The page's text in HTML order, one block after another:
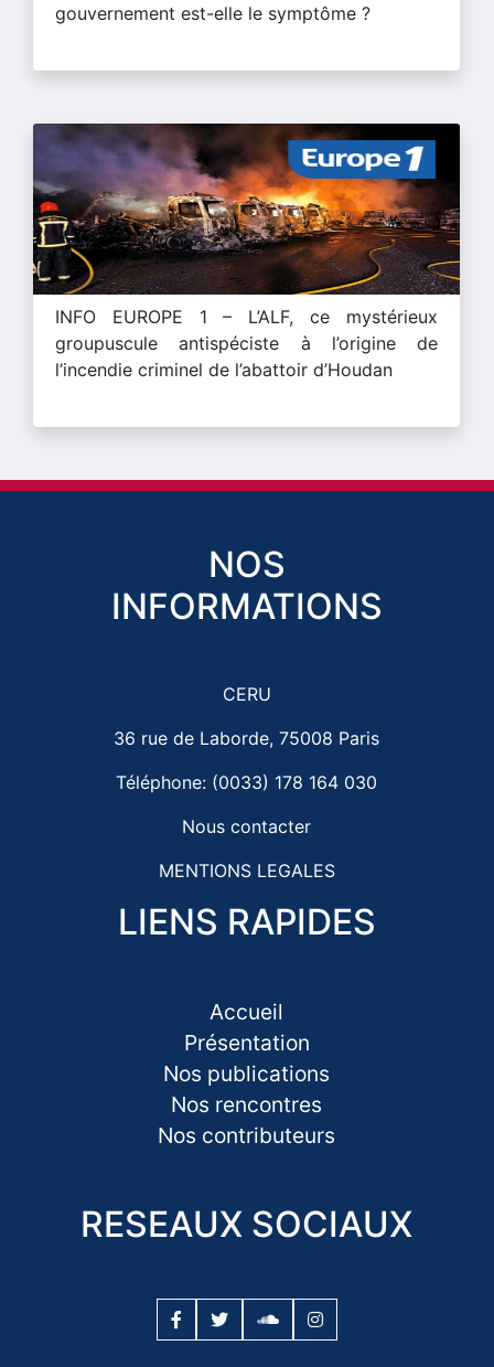
gouvernement est-elle le symptôme ?
INFO EUROPE 1 – L’ALF, ce mystérieux
groupuscule antispéciste à l’origine de
l’incendie criminel de l’abattoir d’Houdan
NOS
INFORMATIONS
CERU
36 rue de Laborde, 75008 Paris
Téléphone: (0033) 178 164 030
Nous contacter
MENTIONS LEGALES
LIENS RAPIDES
Accueil
Présentation
Nos publications
Nos rencontres
Nos contributeurs
RESEAUX SOCIAUX